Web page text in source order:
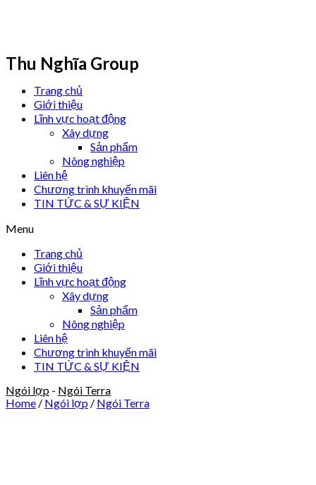
Thu Nghĩa Group
Trang chủ
Giới thiệu
Lĩnh vực hoạt động
Xây dựng
Sản phẩm
Nông nghiệp
Liên hệ
Chương trình khuyến mãi
TIN TỨC & SỰ KIỆN
Menu
Trang chủ
Giới thiệu
Lĩnh vực hoạt động
Xây dựng
Sản phẩm
Nông nghiệp
Liên hệ
Chương trình khuyến mãi
TIN TỨC & SỰ KIỆN
Ngói lợp - Ngói Terra
Home / Ngói lợp / Ngói Terra